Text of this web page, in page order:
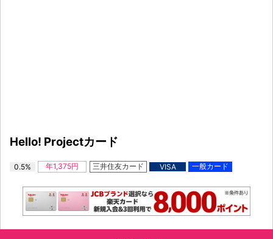
Hello! Projectカード
0.5% 年1,375円 三井住友カード VISA 一般カード